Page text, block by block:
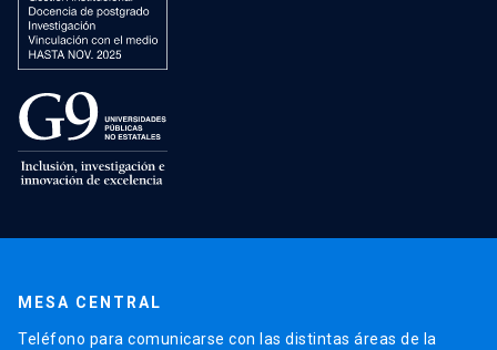
MESA CENTRAL
Teléfono para comunicarse con las distintas áreas de la